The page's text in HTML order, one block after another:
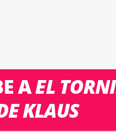
AEL
KLAUS